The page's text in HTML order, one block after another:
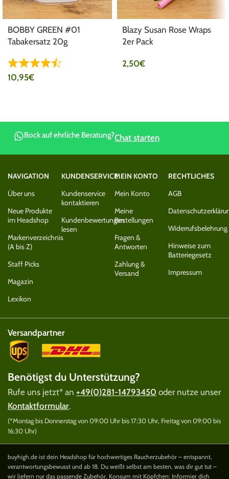
BOBBY GREEN #01
Tabakersatz 20g
10,95€
Blazy Susan Rose Wraps
2er Pack
2,50€
Bock auf ehrliche Beratung?Chat starten
NAVIGATION
Über uns
Neue Produkte
im Headshop
Markenverzeichnis
(A bis Z)
Staff Picks
Magazin
Lexikon
KUNDENSERVICE
Kundenservice
kontaktieren
Kundenbewertungen
lesen
MEIN KONTO
Mein Konto
Meine
Bestellungen
Fragen &
Antworten
Zahlung &
Versand
RECHTLICHES
AGB
Widerrufsbelehrung
Hinweise zum
Batteriegesetz
Impressum
Versandpartner
Benötigst du Unterstützung?
Rufe uns jetzt* an +49(0)281-14793450 oder nutze unser
Kontaktformular.
(*Montag bis Donnerstag von 09:00 Uhr bis 17:30 Uhr, Freitag von 09:00 bis
16:30 Uhr)
buyhigh.de ist dein Headshop für hochwertiges Raucherzubehör – entspannt,
verantwortungsbewusst und ab 18. Du weißt selbst am besten, was dir gut tut –
wir liefern nur das passende Zubehör. Konsum mit Köpfchen: Informier dich